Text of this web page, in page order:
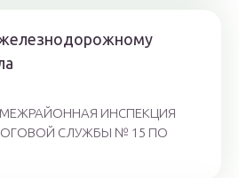
ИНСПЕКЦИЯ
СЛУЖБЫ № 15 ПО